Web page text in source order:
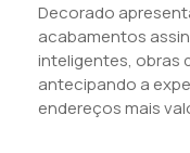
Decorado
acabamentos
inteligentes, obras
antecipando a
endereços mais